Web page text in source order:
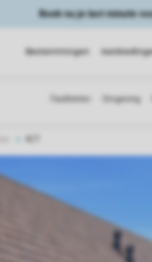
Boek nu je last minute
Bestemmingen